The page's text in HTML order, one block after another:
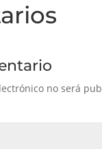
no será